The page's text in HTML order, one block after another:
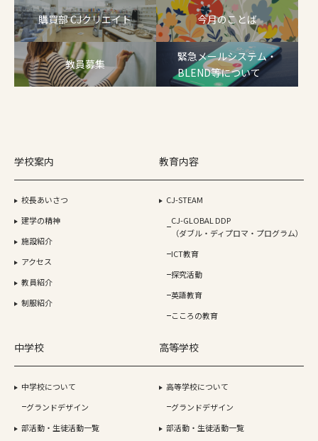
購買部 CJクリエイト 今月のことば
教員募集
緊急メールシステム・
BLEND等について
学校案内
校長あいさつ
建学の精神
施設紹介
アクセス
教員紹介
制服紹介
教育内容
CJ-STEAM
CJ-GLOBAL DDP
（ダブル・ディプロマ・プログラム）
ICT教育
探究活動
英語教育
こころの教育
中学校
中学校について
グランドデザイン
部活動・生徒活動一覧
高等学校
高等学校について
グランドデザイン
部活動・生徒活動一覧